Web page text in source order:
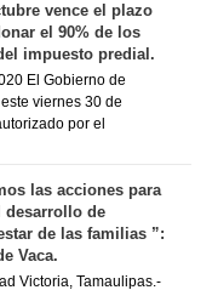
vence el plazo
el 90% de los
impuesto predial.
El Gobierno de
viernes 30 de
por el
las acciones para
desarrollo de
de las familias ”:
Vaca.
Victoria, Tamaulipas.-